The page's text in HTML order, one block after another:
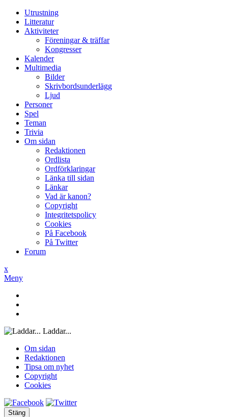
Utrustning
Litteratur
Aktiviteter
Föreningar & träffar
Kongresser
Kalender
Multimedia
Bilder
Skrivbordsunderlägg
Ljud
Personer
Spel
Teman
Trivia
Om sidan
Redaktionen
Ordlista
Ordförklaringar
Länka till sidan
Länkar
Vad är kanon?
Copyright
Integritetspolicy
Cookies
På Facebook
På Twitter
Forum
x
Meny
Laddar...
Om sidan
Redaktionen
Tipsa om nyhet
Copyright
Cookies
Stäng